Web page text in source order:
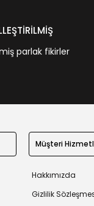
parlak fikirler
Müşteri
Hakkımızda
Gizlilik